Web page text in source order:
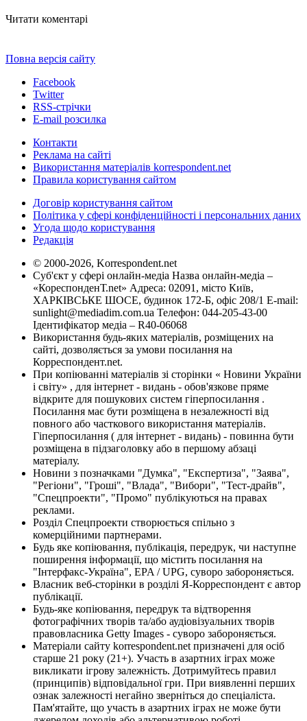
Читати коментарі
Повна версія сайту
Facebook
Twitter
RSS-стрічки
E-mail розсилка
Контакти
Реклама на сайті
Використання матеріалів korrespondent.net
Правила користування сайтом
Договір користування сайтом
Політика у сфері конфіденційності і персональних даних
Угода щодо користування
Редакція
© 2000-2026, Korrespondent.net
Суб'єкт у сфері онлайн-медіа Назва онлайн-медіа –
«КореспонденТ.net» Адреса: 02091, місто Київ,
ХАРКІВСЬКЕ ШОСЕ, будинок 172-Б, офіс 208/1 E-mail:
sunlight@mediadim.com.ua Телефон: 044-205-43-00
Ідентифікатор медіа – R40-06068
Використання будь-яких матеріалів, розміщених на
сайті, дозволяється за умови посилання на
Корреспондент.net.
При копіюванні матеріалів зі сторінки « Новини України
і світу» , для інтернет - видань - обов'язкове пряме
відкрите для пошукових систем гіперпосилання .
Посилання має бути розміщена в незалежності від
повного або часткового використання матеріалів.
Гіперпосилання ( для інтернет - видань) - повинна бути
розміщена в підзаголовку або в першому абзаці
матеріалу.
Новини з позначками "Думка", "Експертиза", "Заява",
"Регіони", "Гроші", "Влада", "Вибори", "Тест-драйв",
"Спецпроекти", "Промо" публікуються на правах
реклами.
Розділ Спецпроекти створюється спільно з
комерційними партнерами.
Будь яке копіювання, публікація, передрук, чи наступне
поширення інформації, що містить посилання на
"Інтерфакс-Україна", EPA / UPG, суворо забороняється.
Власник веб-сторінки в розділі Я-Корреспондент є автор
публікації.
Будь-яке копіювання, передрук та відтворення
фотографічних творів та/або аудіовізуальних творів
правовласника Getty Images - суворо забороняється.
Матеріали сайту korrespondent.net призначені для осіб
старше 21 року (21+). Участь в азартних іграх може
викликати ігрову залежність. Дотримуйтесь правил
(принципів) відповідальної гри. При виявленні перших
ознак залежності негайно зверніться до спеціаліста.
Пам'ятайте, що участь в азартних іграх не може бути